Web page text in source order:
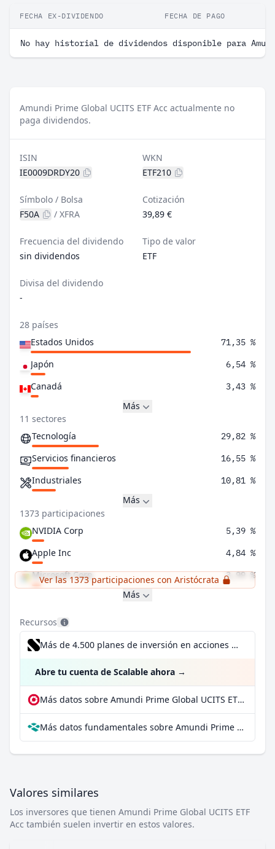
FECHA EX-DIVIDENDO FECHA DE PAGO
No hay historial de dividendos disponible para
Amundi Prime Global UCITS ETF Acc actualmente no
paga dividendos.
ISIN
IE0009DRDY20
WKN
ETF210
Símbolo / Bolsa
F50A
/ XFRA
Cotización
39,89 €
Frecuencia del dividendo
sin dividendos
Tipo de valor
ETF
Divisa del dividendo
-
28 países
Estados Unidos
71,35 %
Japón 6,54 %
Canadá 3,43 %
Más
11 sectores
Tecnología
29,82 %
Servicios financieros 16,55 %
Industriales 10,81 %
Más
1373 participaciones
NVIDIA Corp
5,39 %
Apple Inc 4,84 %
Microsoft Corp 3,99 %
Ver las 1373 participaciones con Aristócrata
Más
Recursos
Más de 4.500 planes de inversión en acciones desde 1 €
Abre tu cuenta de Scalable ahora →
Más datos sobre Amundi Prime Global UCITS ETF Acc en extraETF
Más datos fundamentales sobre Amundi Prime Global UCITS ETF Acc en Parqet
Valores similares
Los inversores que tienen Amundi Prime Global UCITS ETF
Acc también suelen invertir en estos valores.